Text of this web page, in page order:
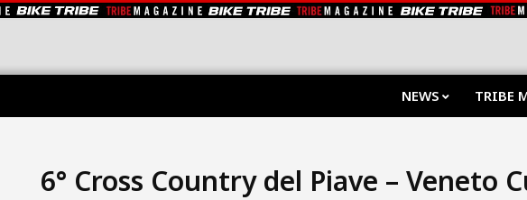
NEWS TRIBE
6° Cross Country del Piave – Veneto